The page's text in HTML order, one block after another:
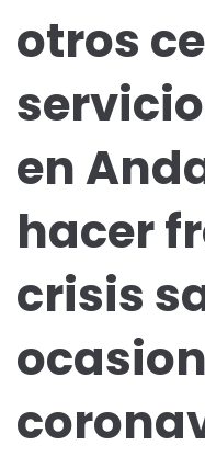
otros
en
hacer
crisis